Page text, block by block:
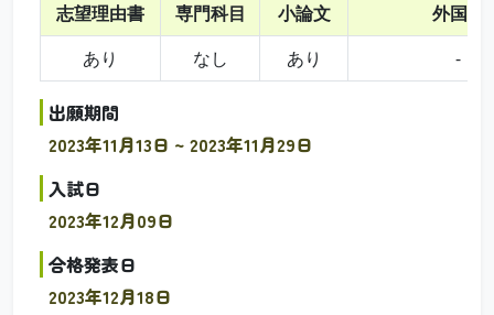
志望理由書 専門科目 小論文
外国語
あり
なし あり -
出願期間
2023年11月13日 ~ 2023年11月29日
入試日
2023年12月09日
合格発表日
2023年12月18日